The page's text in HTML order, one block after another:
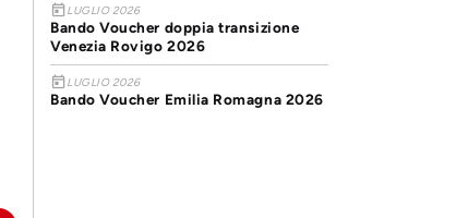
todayLUGLIO 2026
Bando Voucher doppia transizione
Venezia Rovigo 2026
todayLUGLIO 2026
Bando Voucher Emilia Romagna 2026